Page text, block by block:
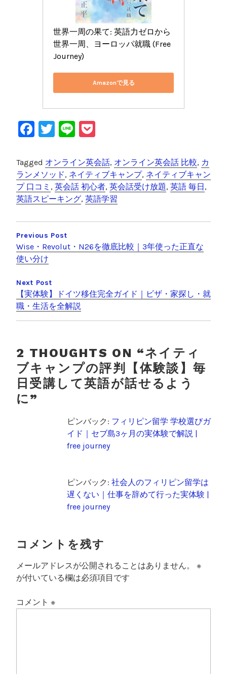
世界一周の果て: 英語力ゼロから
世界一周、ヨーロッパ就職 (Free
Journey)
Amazonで見る
F
c
e
b
o
o
k
T
tt
er
Li
e
c
k
et
Tagged オンライン英会話, オンライン英会話 比較, カ
ランメソッド, ネイティブキャンプ, ネイティブキャン
プ 口コミ , 英会話 初心者, 英会話受け放題, 英語 毎日 ,
英語スピーキング, 英語学習
投
稿
ナ
ゲ
ー
シ
ン
Previous Post
Wise・Revolut・N26を徹底比較｜3年使った正直な
使い分け
Next Post
【実体験】ドイツ移住完全ガイド｜ビザ・家探し・就
職・生活を全解説
2 THOUGHTS ON “ネイティ
ブキャンプの評判【体験談】毎
日受講して英語が話せるよう
に”
ピンバック: フィリピン留学 学校選びガ
イド｜セブ島3ヶ月の実体験で解説 |
free journey
ピンバック: 社会人のフィリピン留学は
遅くない｜仕事を辞めて行った実体験 |
free journey
コメントを残す
メールアドレスが公開されることはありません。
※
が付いている欄は必須項目です
コメント ※